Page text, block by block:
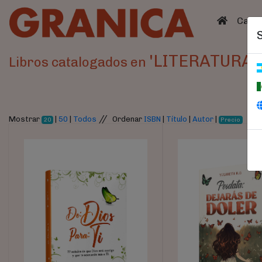
Libros catalogados en 'LITERATURA
Mostrar 20 | 50 Todos // Ordenar ISBN Título Autor| Precio